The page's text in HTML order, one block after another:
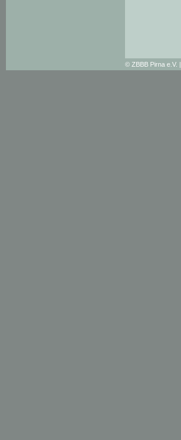
© ZBBB Pirna e.V. |